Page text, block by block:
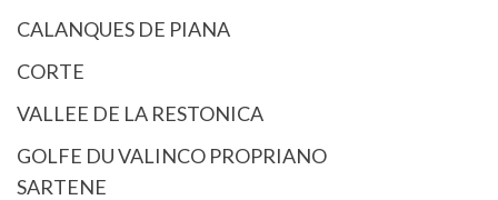
CALANQUES DE PIANA
CORTE
VALLEE DE LA RESTONICA
GOLFE DU VALINCO PROPRIANO
SARTENE